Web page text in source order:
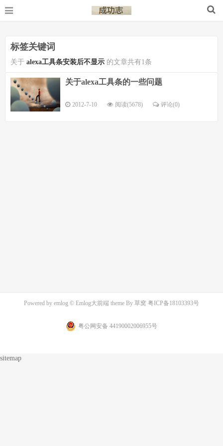
标签关键词
关于 alexa工具条安装后不显示 的文章共有1条
关于alexa工具条的一些问题
2012-7-10 阅读(5678) 评论(0)
Powered by emlog © Emlog大前端 theme By 草窝 粤ICP备18103393号
粤公网安备 44190002006955号
sitemap